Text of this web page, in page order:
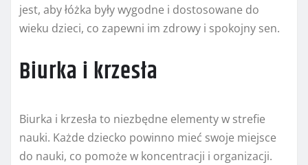
jest, aby łóżka były wygodne i dostosowane do
wieku dzieci, co zapewni im zdrowy i spokojny sen.
Biurka i krzesła
Biurka i krzesła to niezbędne elementy w strefie
nauki. Każde dziecko powinno mieć swoje miejsce
do nauki, co pomoże w koncentracji i organizacji.